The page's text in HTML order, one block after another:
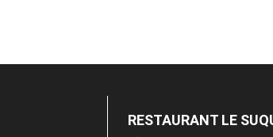
RESTAURANT LE